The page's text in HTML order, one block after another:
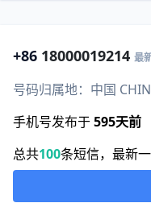
+86 18000019214 最
号码归属地：中国
手机号发布于595天前
总共100条短信，最新